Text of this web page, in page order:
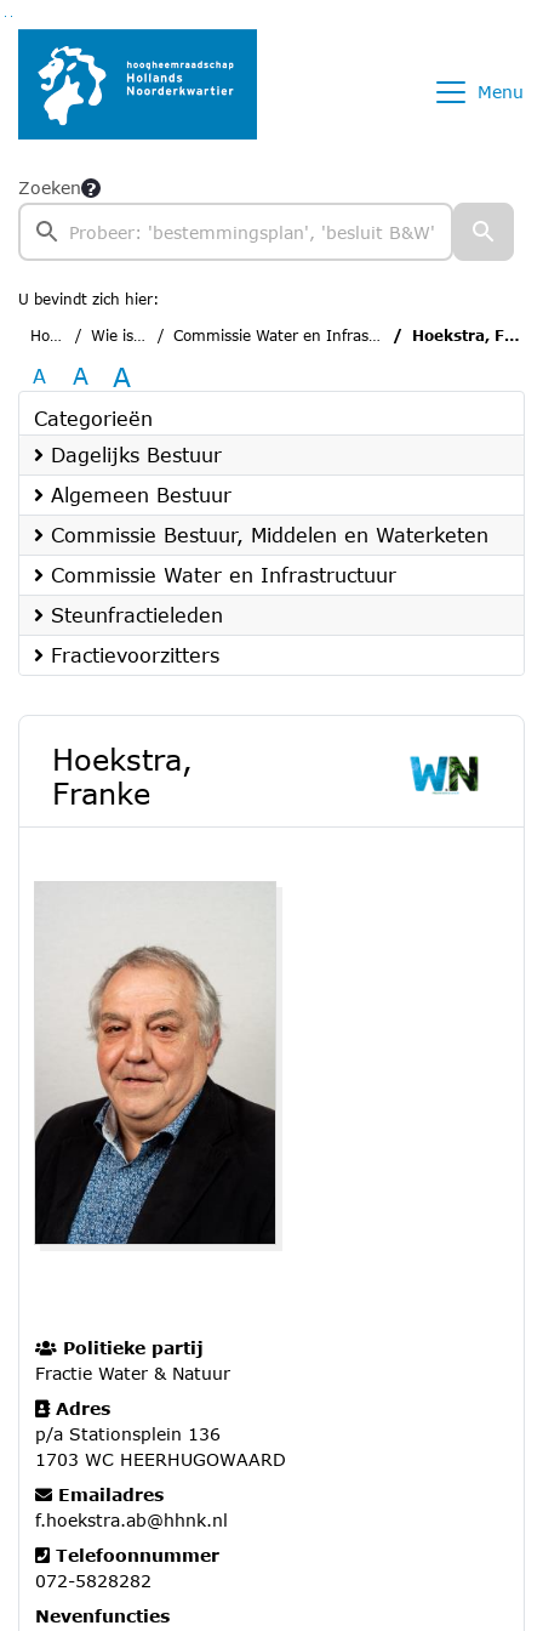
Ga naar de inhoud van deze pagina
Ga naar het zoeken
Ga naar het menu
Menu
Zoeken
U bevindt zich hier:
Home
Wie is wie Commissie Water en Infrastructuur Hoekstra, Franke
A A A
Categorieën
Dagelijks Bestuur
Algemeen Bestuur
Commissie Bestuur, Middelen en Waterketen
Commissie Water en Infrastructuur
Steunfractieleden
Fractievoorzitters
Hoekstra,
Franke
Politieke partij
Fractie Water & Natuur
Adres
p/a Stationsplein 136
1703 WC HEERHUGOWAARD
Emailadres
f.hoekstra.ab@hhnk.nl
Telefoonnummer
072-5828282
Nevenfuncties